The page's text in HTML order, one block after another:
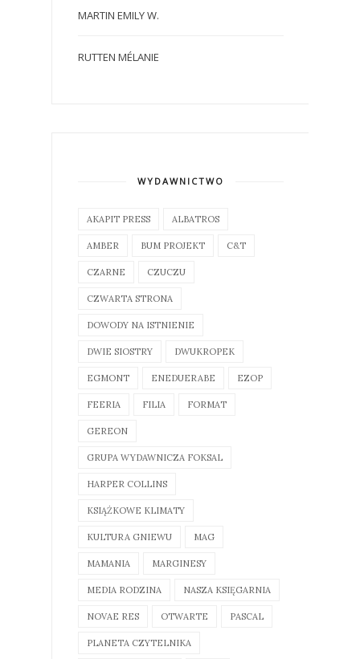
MARTIN EMILY W.
RUTTEN MÉLANIE
WYDAWNICTWO
AKAPIT PRESS ALBATROS
AMBER BUM PROJEKT C&T
CZARNE CZUCZU
CZWARTA STRONA
DOWODY NA ISTNIENIE
DWIE SIOSTRY DWUKROPEK
EGMONT ENEDUERABE EZOP
FEERIA FILIA FORMAT
GEREON
GRUPA WYDAWNICZA FOKSAL
HARPER COLLINS
KSIĄŻKOWE KLIMATY
KULTURA GNIEWU MAG
MAMANIA MARGINESY
MEDIA RODZINA NASZA KSIĘGARNIA
NOVAE RES OTWARTE PASCAL
PLANETA CZYTELNIKA